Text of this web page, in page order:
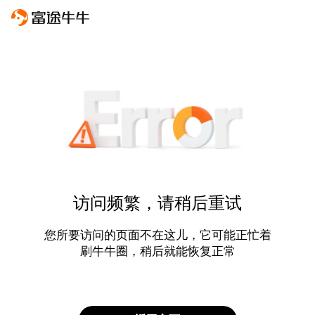
访问频繁，请稍后重试
您所要访问的页面不在这儿，它可能正忙着
刷牛牛圈，稍后就能恢复正常